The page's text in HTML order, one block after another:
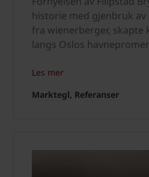
historie med gjenbruk
fra wienerberger,
langs Oslos
Les mer
Marktegl, Referanser